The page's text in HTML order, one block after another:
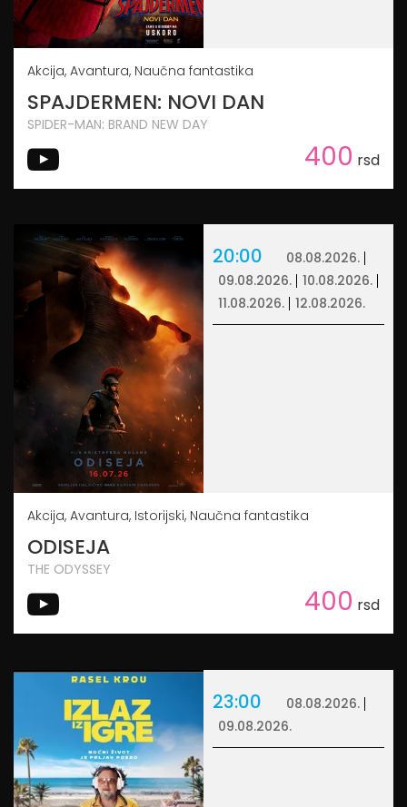
Akcija, Avantura, Naučna fantastika
SPAJDERMEN: NOVI DAN
SPIDER-MAN: BRAND NEW DAY
400 rsd
20:00
08.08.2026.
09.08.2026.
10.08.2026.
11.08.2026.
12.08.2026.
Akcija, Avantura, Istorijski, Naučna fantastika
ODISEJA
THE ODYSSEY
400 rsd
23:00
08.08.2026.
09.08.2026.